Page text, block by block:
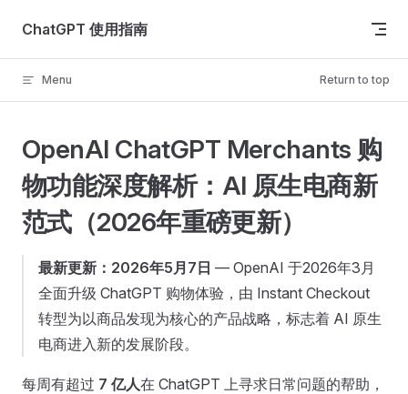
Skip to content
ChatGPT 使用指南
Menu Return to top
OpenAI ChatGPT Merchants 购
物功能深度解析：AI 原生电商新
范式（2026年重磅更新）
最新更新：2026年5月7日 — OpenAI 于2026年3月
全面升级 ChatGPT 购物体验，由 Instant Checkout
转型为以商品发现为核心的产品战略，标志着 AI 原生
电商进入新的发展阶段。
每周有超过 7 亿人在 ChatGPT 上寻求日常问题的帮助，